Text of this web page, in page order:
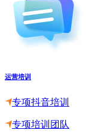
运营培训
专项抖音培训
专项培训团队